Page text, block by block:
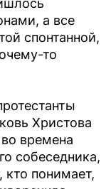
а все
спонтанной,
то
Христова
времена
собеседника,
кто понимает,